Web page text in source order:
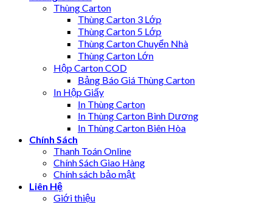
Thùng Carton
Thùng Carton 3 Lớp
Thùng Carton 5 Lớp
Thùng Carton Chuyển Nhà
Thùng Carton Lớn
Hộp Carton COD
Bảng Báo Giá Thùng Carton
In Hộp Giấy
In Thùng Carton
In Thùng Carton Bình Dương
In Thùng Carton Biên Hòa
Chính Sách
Thanh Toán Online
Chính Sách Giao Hàng
Chính sách bảo mật
Liên Hệ
Giới thiệu